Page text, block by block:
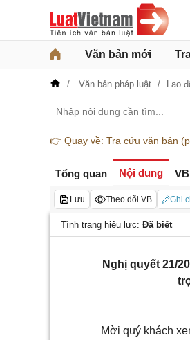
Văn bản mới
Văn bản pháp luật Lao
👉 Quay về: Tra cứu văn bản
Tổng quan Nội dung
Lưu Theo dõi VB Ghi
Tình trạng hiệu lực: Đã biết
Nghị quyết 21/
Mời quý khách